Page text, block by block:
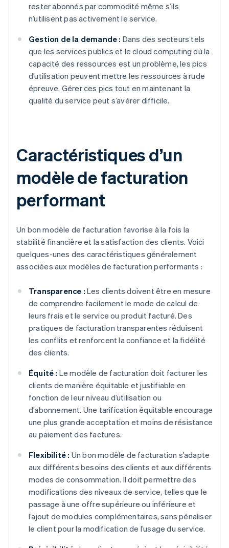
rester abonnés par commodité même s’ils
n’utilisent pas activement le service.
Gestion de la demande : Dans des secteurs tels
que les services publics et le cloud computing où la
capacité des ressources est un problème, les pics
d’utilisation peuvent mettre les ressources à rude
épreuve. Gérer ces pics tout en maintenant la
qualité du service peut s’avérer difficile.
Caractéristiques d’un
modèle de facturation
performant
Un bon modèle de facturation favorise à la fois la
stabilité financière et la satisfaction des clients. Voici
quelques-unes des caractéristiques généralement
associées aux modèles de facturation performants :
Transparence : Les clients doivent être en mesure
de comprendre facilement le mode de calcul de
leurs frais et le service ou produit facturé. Des
pratiques de facturation transparentes réduisent
les conflits et renforcent la confiance et la fidélité
des clients.
Équité : Le modèle de facturation doit facturer les
clients de manière équitable et justifiable en
fonction de leur niveau d’utilisation ou
d’abonnement. Une tarification équitable encourage
une plus grande acceptation et moins de résistance
au paiement des factures.
Flexibilité : Un bon modèle de facturation s’adapte
aux différents besoins des clients et aux différents
modes de consommation. Il doit permettre des
modifications des niveaux de service, telles que le
passage à une offre supérieure ou inférieure et
l’ajout de modules complémentaires, sans pénaliser
le client pour la modification de l’usage du service.